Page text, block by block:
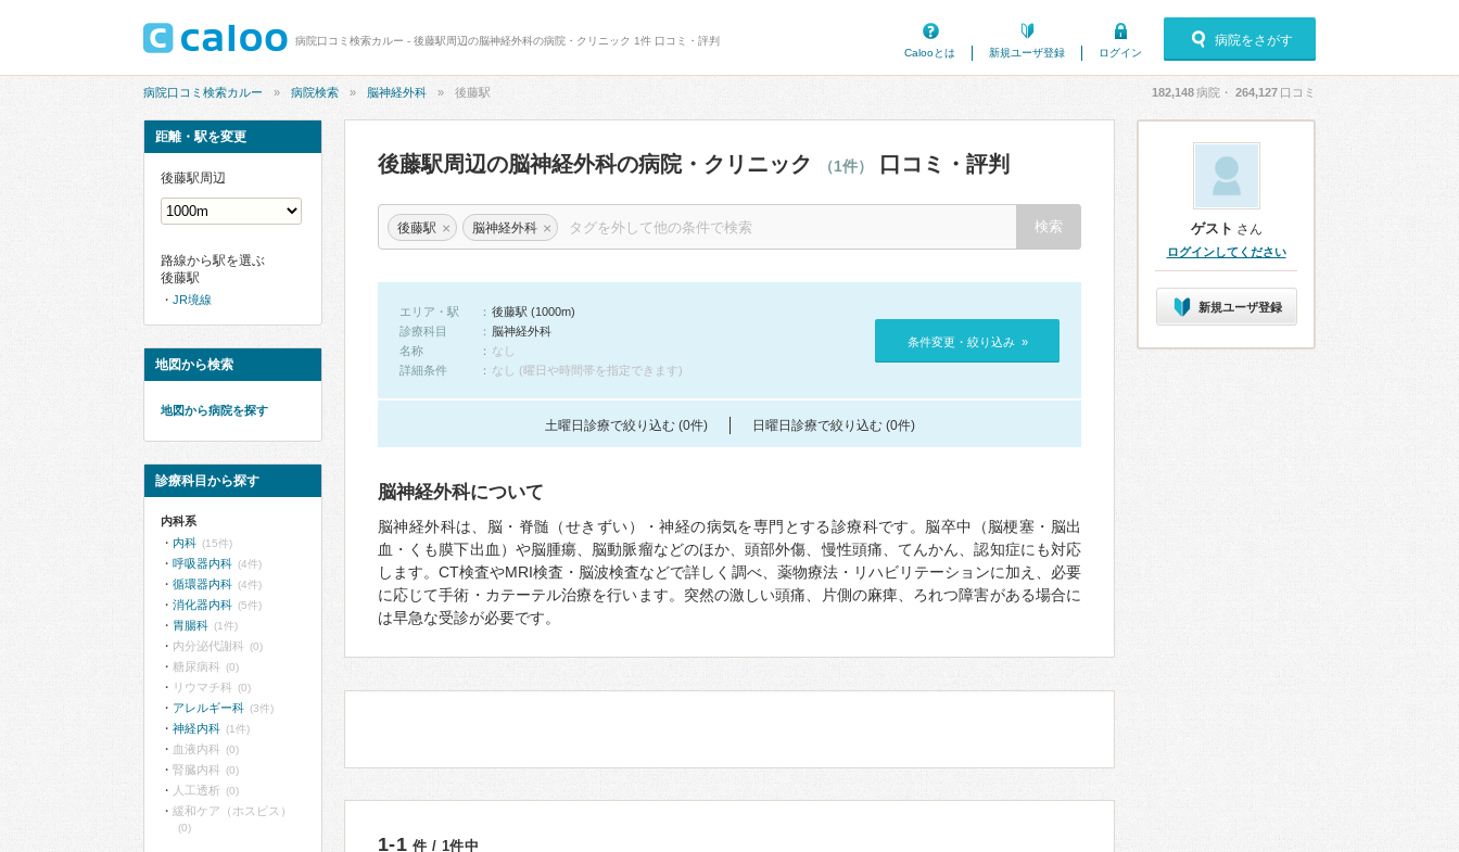
病院口コミ検索カルー - 後藤駅周辺の脳神経外科の病院・クリニック 1件 口コミ・評判
Calooとは
新規ユーザ登録 ログイン
病院をさがす
病院口コミ検索カルー 病院検索 脳神経外科 後藤駅 182,148病院・ 264,127 口コミ
後藤駅周辺の脳神経外科の病院・クリニック （1件） 口コミ・評判
後藤駅 × 脳神経外科 ×
エリア・駅
後藤駅 (1000m)
診療科目
脳神経外科
名称
なし
詳細条件
なし (曜日や時間帯を指定できます)
条件変更・絞り込み »
土曜日診療で絞り込む (0件) 日曜日診療で絞り込む (0件)
脳神経外科について
脳神経外科は、脳・脊髄（せきずい）・神経の病気を専門とする診療科です。脳卒中（脳梗塞・脳出
血・くも膜下出血）や脳腫瘍、脳動脈瘤などのほか、頭部外傷、慢性頭痛、てんかん、認知症にも対応
します。CT検査やMRI検査・脳波検査などで詳しく調べ、薬物療法・リハビリテーションに加え、必要
に応じて手術・カテーテル治療を行います。突然の激しい頭痛、片側の麻痺、ろれつ障害がある場合に
は早急な受診が必要です。
1-1 件 / 1件中
距離・駅を変更
後藤駅周辺
路線から駅を選ぶ
後藤駅
JR境線
地図から検索
地図から病院を探す
診療科目から探す
内科系
内科 (15件)
呼吸器内科 (4件)
循環器内科 (4件)
消化器内科 (5件)
胃腸科 (1件)
内分泌代謝科 (0)
糖尿病科 (0)
リウマチ科 (0)
アレルギー科 (3件)
神経内科 (1件)
血液内科 (0)
腎臓内科 (0)
人工透析 (0)
緩和ケア（ホスピス）
(0)
ゲスト さん
ログインしてください
新規ユーザ登録